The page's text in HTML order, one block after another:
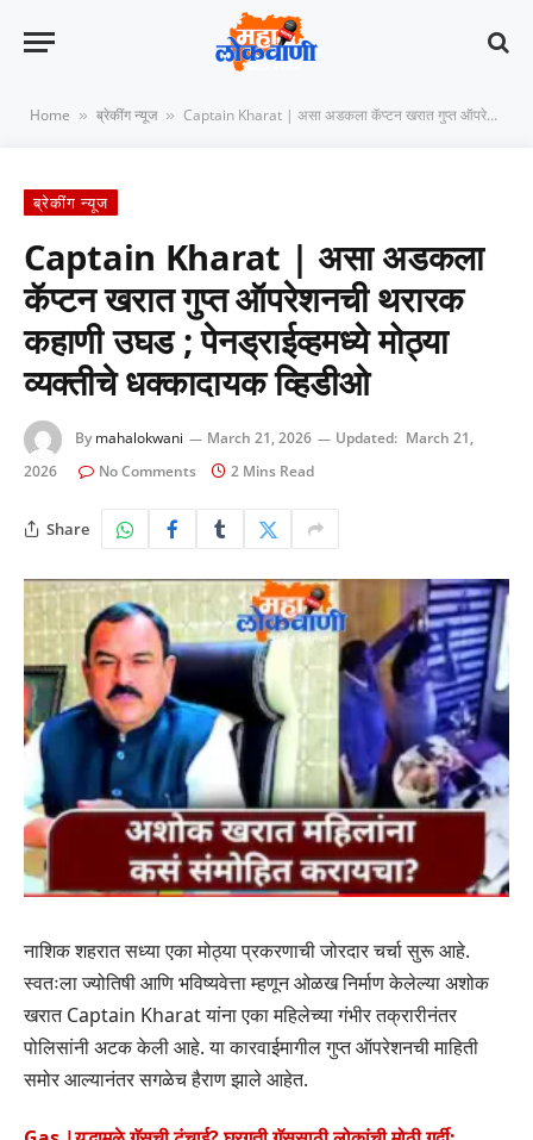
Home » ब्रेकींग न्यूज » Captain Kharat | असा अडकला कॅप्टन खरात गुप्त ऑपरेशनची थरारक कहाणी उघड ; पेनड्राईव्हमध्ये मोठ्या व्यक्तीचे धक्कादायक व्हिडीओ
ब्रेकींग न्यूज
Captain Kharat | असा अडकला
कॅप्टन खरात गुप्त ऑपरेशनची थरारक
कहाणी उघड ; पेनड्राईव्हमध्ये मोठ्या
व्यक्तीचे धक्कादायक व्हिडीओ
By mahalokwani March 21, 2026 Updated: March 21,
2026
No Comments 2 Mins Read
Share
नाशिक शहरात सध्या एका मोठ्या प्रकरणाची जोरदार चर्चा सुरू आहे.
स्वतःला ज्योतिषी आणि भविष्यवेत्ता म्हणून ओळख निर्माण केलेल्या अशोक
खरात Captain Kharat यांना एका महिलेच्या गंभीर तक्रारीनंतर
पोलिसांनी अटक केली आहे. या कारवाईमागील गुप्त ऑपरेशनची माहिती
समोर आल्यानंतर सगळेच हैराण झाले आहेत.